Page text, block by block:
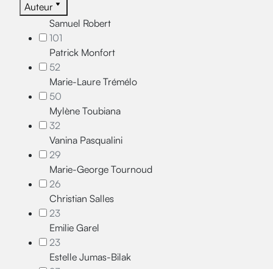
Auteur
Samuel Robert
101
Patrick Monfort
52
Marie-Laure Trémélo
50
Mylène Toubiana
32
Vanina Pasqualini
29
Marie-George Tournoud
26
Christian Salles
23
Emilie Garel
23
Estelle Jumas-Bilak